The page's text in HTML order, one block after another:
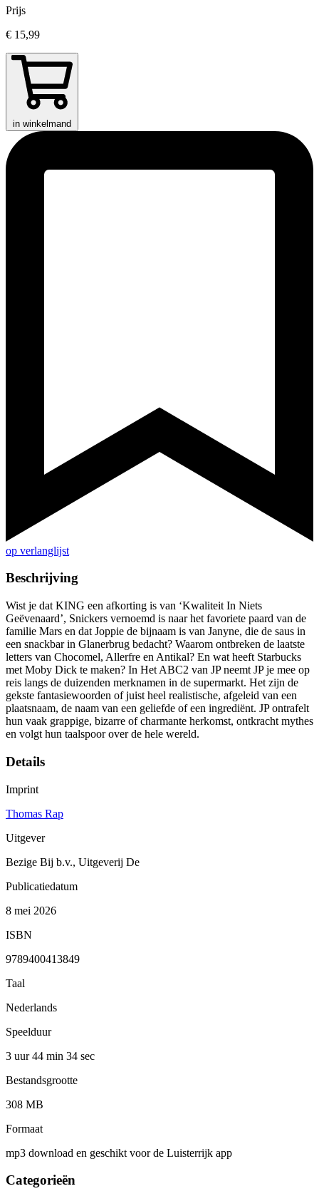
Prijs
€ 15,99
in winkelmand
op verlanglijst
Beschrijving
Wist je dat KING een afkorting is van ‘Kwaliteit In Niets
Geëvenaard’, Snickers vernoemd is naar het favoriete paard van de
familie Mars en dat Joppie de bijnaam is van Janyne, die de saus in
een snackbar in Glanerbrug bedacht? Waarom ontbreken de laatste
letters van Chocomel, Allerfre en Antikal? En wat heeft Starbucks
met Moby Dick te maken? In Het ABC2 van JP neemt JP je mee op
reis langs de duizenden merknamen in de supermarkt. Het zijn de
gekste fantasiewoorden of juist heel realistische, afgeleid van een
plaatsnaam, de naam van een geliefde of een ingrediënt. JP ontrafelt
hun vaak grappige, bizarre of charmante herkomst, ontkracht mythes
en volgt hun taalspoor over de hele wereld.
Details
Imprint
Thomas Rap
Uitgever
Bezige Bij b.v., Uitgeverij De
Publicatiedatum
8 mei 2026
ISBN
9789400413849
Taal
Nederlands
Speelduur
3 uur 44 min 34 sec
Bestandsgrootte
308 MB
Formaat
mp3 download en geschikt voor de Luisterrijk app
Categorieën